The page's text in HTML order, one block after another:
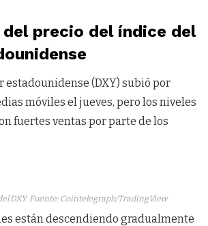
precio del índice del
estadounidense (DXY) subió por
móviles el jueves, pero los niveles
fuertes ventas por parte de los
DXY. Fuente: Cointelegraph/TradingView
están descendiendo gradualmente